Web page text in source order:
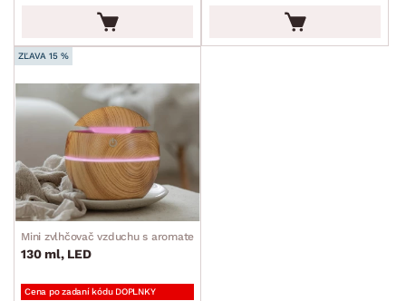
ZĽAVA 15 %
Mini zvlhčovač vzduchu s aromaterapiou
130 ml, LED
Cena po zadaní kódu DOPLNKY